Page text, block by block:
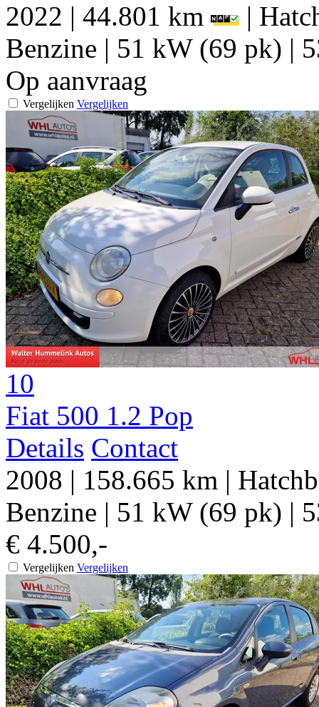
2022 | 44.801 km |
Benzine | 51 kW (69 pk) |
Op aanvraag
Vergelijken Vergelijken
10
Fiat 500 1.2 Pop
Details Contact
2008 | 158.665 km |
Benzine | 51 kW (69 pk) |
€ 4.500,-
Vergelijken Vergelijken